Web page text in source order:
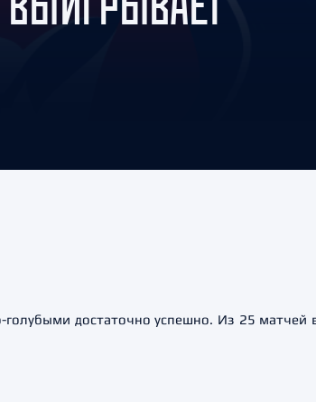
голубыми достаточно успешно. Из 25